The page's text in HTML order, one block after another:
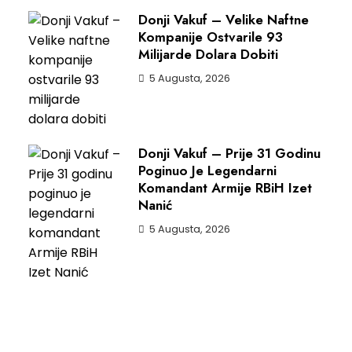
Donji Vakuf – Velike Naftne
Kompanije Ostvarile 93
Milijarde Dolara Dobiti
5 Augusta, 2026
Donji Vakuf – Prije 31 Godinu
Poginuo Je Legendarni
Komandant Armije RBiH Izet
Nanić
5 Augusta, 2026